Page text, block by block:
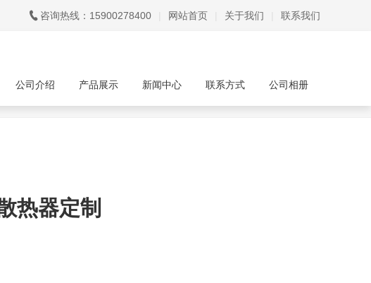
 咨询热线：15900278400 网站首页 关于我们 联系我们
公司介绍 产品展示 新闻中心 联系方式 公司相册
热器定制